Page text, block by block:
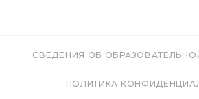
СВЕДЕНИЯ ОБ
ПОЛИТИКА